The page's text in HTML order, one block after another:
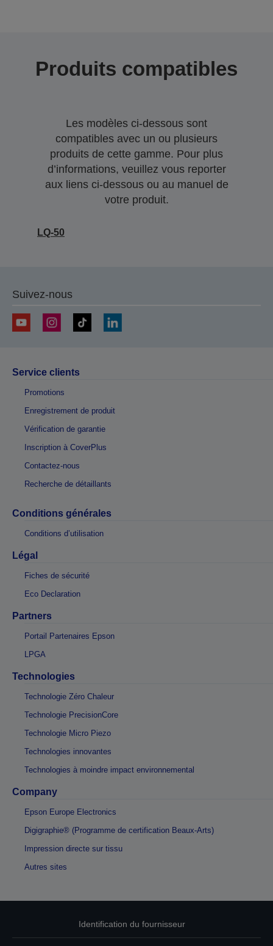
Produits compatibles
Les modèles ci-dessous sont
compatibles avec un ou plusieurs
produits de cette gamme. Pour plus
d’informations, veuillez vous reporter
aux liens ci-dessous ou au manuel de
votre produit.
LQ-50
Suivez-nous
Service clients
Promotions
Enregistrement de produit
Vérification de garantie
Inscription à CoverPlus
Contactez-nous
Recherche de détaillants
Conditions générales
Conditions d’utilisation
Légal
Fiches de sécurité
Eco Declaration
Partners
Portail Partenaires Epson
LPGA
Technologies
Technologie Zéro Chaleur
Technologie PrecisionCore
Technologie Micro Piezo
Technologies innovantes
Technologies à moindre impact environnemental
Company
Epson Europe Electronics
Digigraphie® (Programme de certification Beaux-Arts)
Impression directe sur tissu
Autres sites
Identification du fournisseur